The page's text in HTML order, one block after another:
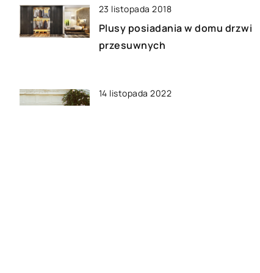
23 listopada 2018
Plusy posiadania w domu drzwi
przesuwnych
14 listopada 2022